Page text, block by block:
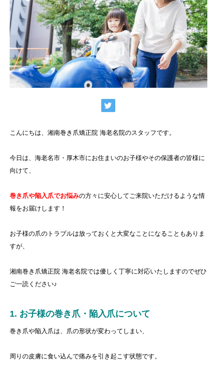
こんにちは、湘南巻き爪矯正院 海老名院のスタッフです。
今日は、海老名市・厚木市にお住まいのお子様やその保護者の皆様に
向けて、
巻き爪や陥入爪でお悩みの方々に安心してご来院いただけるような情
報をお届けします！
お子様の爪のトラブルは放っておくと大変なことになることもありま
すが、
湘南巻き爪矯正院 海老名院では優しく丁寧に対応いたしますのでぜひ
ご一読ください♪
1. お子様の巻き爪・陥入爪について
巻き爪や陥入爪は、爪の形状が変わってしまい、
周りの皮膚に食い込んで痛みを引き起こす状態です。